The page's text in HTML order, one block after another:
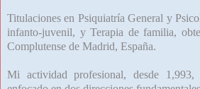
Titulaciones en Psiquiatría General y
infanto-juvenil, y Terapia de familia,
Complutense de Madrid, España.
Mi actividad profesional, desde